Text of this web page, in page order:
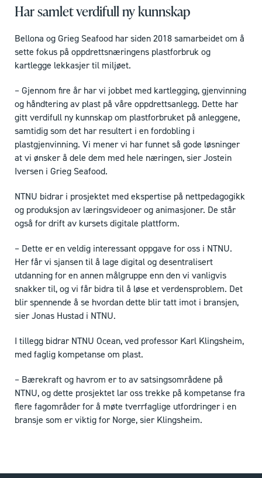
Har samlet verdifull ny kunnskap
Bellona og Grieg Seafood har siden 2018 samarbeidet om å
sette fokus på oppdrettsnæringens plastforbruk og
kartlegge lekkasjer til miljøet.
– Gjennom fire år har vi jobbet med kartlegging, gjenvinning
og håndtering av plast på våre oppdrettsanlegg. Dette har
gitt verdifull ny kunnskap om plastforbruket på anleggene,
samtidig som det har resultert i en fordobling i
plastgjenvinning. Vi mener vi har funnet så gode løsninger
at vi ønsker å dele dem med hele næringen, sier Jostein
Iversen i Grieg Seafood.
NTNU bidrar i prosjektet med ekspertise på nettpedagogikk
og produksjon av læringsvideoer og animasjoner. De står
også for drift av kursets digitale plattform.
– Dette er en veldig interessant oppgave for oss i NTNU.
Her får vi sjansen til å lage digital og desentralisert
utdanning for en annen målgruppe enn den vi vanligvis
snakker til, og vi får bidra til å løse et verdensproblem. Det
blir spennende å se hvordan dette blir tatt imot i bransjen,
sier Jonas Hustad i NTNU.
I tillegg bidrar NTNU Ocean, ved professor Karl Klingsheim,
med faglig kompetanse om plast.
– Bærekraft og havrom er to av satsingsområdene på
NTNU, og dette prosjektet lar oss trekke på kompetanse fra
flere fagområder for å møte tverrfaglige utfordringer i en
bransje som er viktig for Norge, sier Klingsheim.